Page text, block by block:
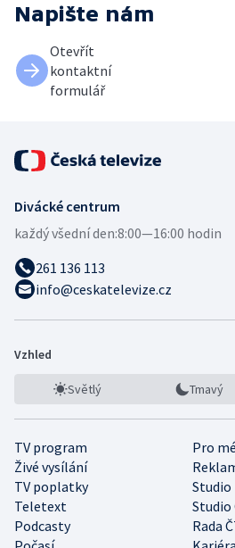
Napište nám
Otevřít
kontaktní
formulář
Divácké centrum
každý všední den:8:00—16:00 hodin
261 136 113
info@ceskatelevize.cz
Vzhled
Světlý Tmavý
TV program
Pro
Živé vysílání
TV poplatky
Studio
Teletext
Studio
Podcasty
Rada